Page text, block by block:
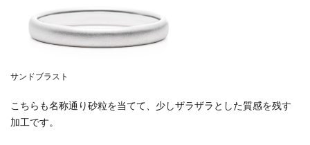
サンドブラスト
こちらも名称通り砂粒を当てて、少しザラザラとした質感を残す
加工です。